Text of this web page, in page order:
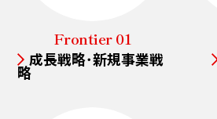
Frontier 01
成長戦略･新規事業戦
略